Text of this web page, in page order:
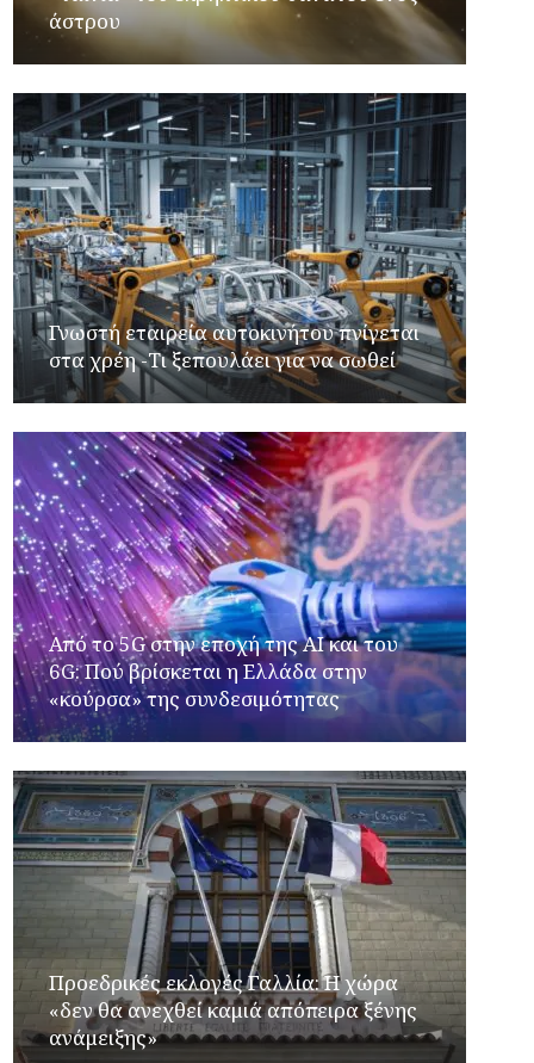
άστρου
Γνωστή εταιρεία αυτοκινήτου πνίγεται
στα χρέη -Τι ξεπουλάει για να σωθεί
Από το 5G στην εποχή της AI και του
6G: Πού βρίσκεται η Ελλάδα στην
«κούρσα» της συνδεσιμότητας
Προεδρικές εκλογές Γαλλία: Η χώρα
«δεν θα ανεχθεί καμιά απόπειρα ξένης
ανάμειξης»